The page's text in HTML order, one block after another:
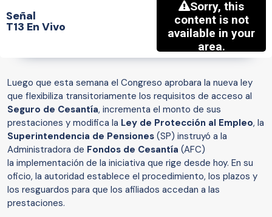
Señal
T13 En Vivo
Luego que esta semana el Congreso aprobara la nueva ley
que flexibiliza transitoriamente los requisitos de acceso al
Seguro de Cesantía, incrementa el monto de sus
prestaciones y modifica la Ley de Protección al Empleo, la
Superintendencia de Pensiones (SP) instruyó a la
Administradora de Fondos de Cesantía (AFC)
la implementación de la iniciativa que rige desde hoy. En su
oficio, la autoridad establece el procedimiento, los plazos y
los resguardos para que los afiliados accedan a las
prestaciones.